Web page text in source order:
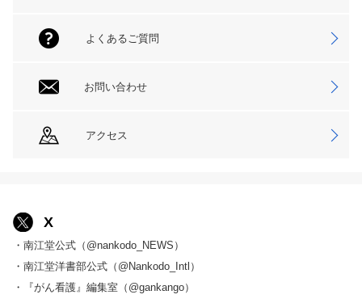
よくあるご質問
お問い合わせ
アクセス
X
・南江堂公式（@nankodo_NEWS）
・南江堂洋書部公式（@Nankodo_Intl）
・『がん看護』編集室（@gankango）